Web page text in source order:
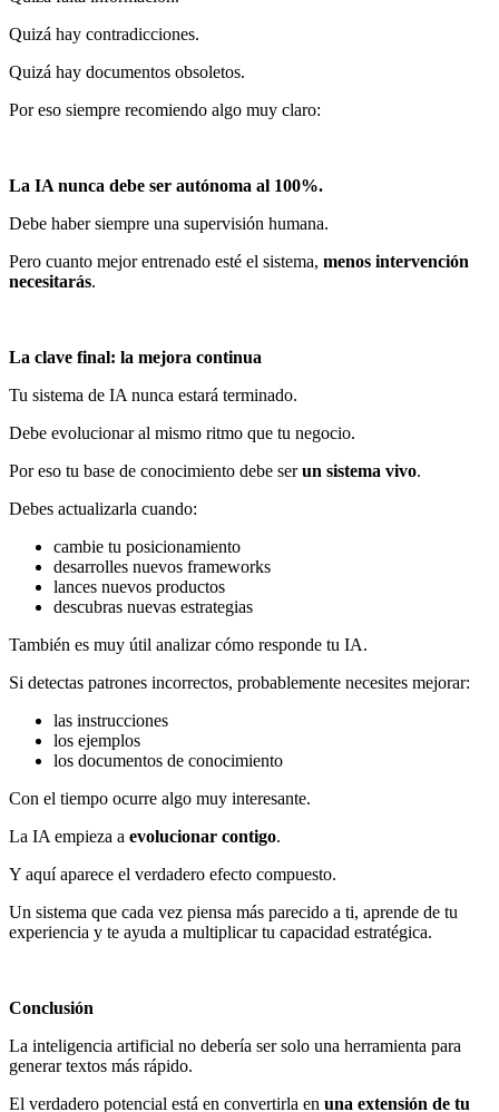
Quizá hay contradicciones.
Quizá hay documentos obsoletos.
Por eso siempre recomiendo algo muy claro:
La IA nunca debe ser autónoma al 100%.
Debe haber siempre una supervisión humana.
Pero cuanto mejor entrenado esté el sistema, menos intervención
necesitarás.
La clave final: la mejora continua
Tu sistema de IA nunca estará terminado.
Debe evolucionar al mismo ritmo que tu negocio.
Por eso tu base de conocimiento debe serun sistema vivo.
Debes actualizarla cuando:
cambie tu posicionamiento
desarrolles nuevos frameworks
lances nuevos productos
descubras nuevas estrategias
También es muy útil analizar cómo responde tu IA.
Si detectas patrones incorrectos, probablemente necesites mejorar:
las instrucciones
los ejemplos
los documentos de conocimiento
Con el tiempo ocurre algo muy interesante.
La IA empieza a evolucionar contigo.
Y aquí aparece el verdadero efecto compuesto.
Un sistema que cada vez piensa más parecido a ti, aprende de tu
experiencia y te ayuda a multiplicar tu capacidad estratégica.
Conclusión
La inteligencia artificial no debería ser solo una herramienta para
generar textos más rápido.
El verdadero potencial está en convertirla en una extensión de tu